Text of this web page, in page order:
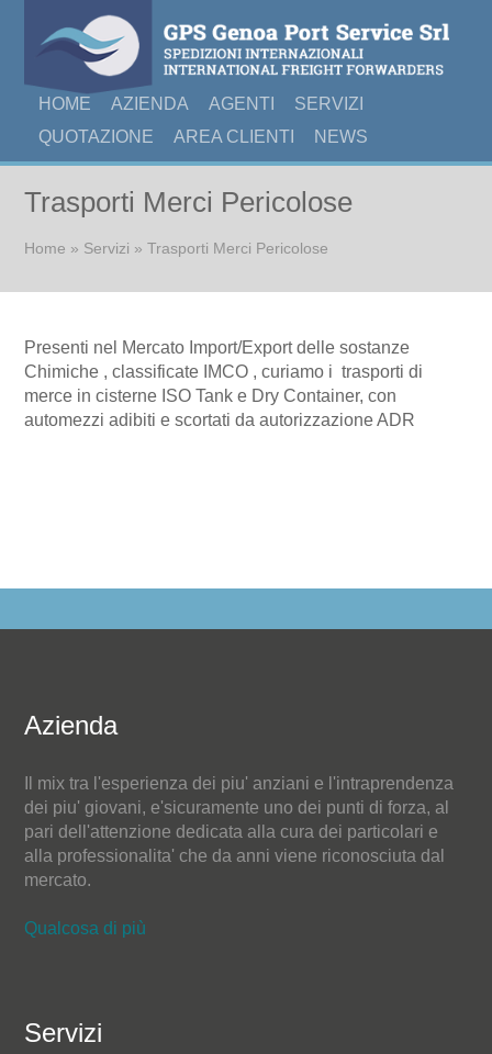
HOME AZIENDA AGENTI
SERVIZI
QUOTAZIONE
AREA CLIENTI NEWS
Trasporti Merci Pericolose
Tu sei qui
Home » Servizi » Trasporti Merci Pericolose
Presenti nel Mercato Import/Export delle sostanze
Chimiche , classificate IMCO , curiamo i trasporti di
merce in cisterne ISO Tank e Dry Container, con
automezzi adibiti e scortati da autorizzazione ADR
Azienda
Il mix tra l'esperienza dei piu' anziani e l'intraprendenza
dei piu' giovani, e'sicuramente uno dei punti di forza, al
pari dell'attenzione dedicata alla cura dei particolari e
alla professionalita' che da anni viene riconosciuta dal
mercato.
Qualcosa di più
Servizi